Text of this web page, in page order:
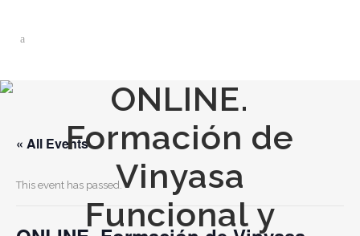
ONLINE.
Formación de
Vinyasa
Funcional y
« All Events
This event has passed.